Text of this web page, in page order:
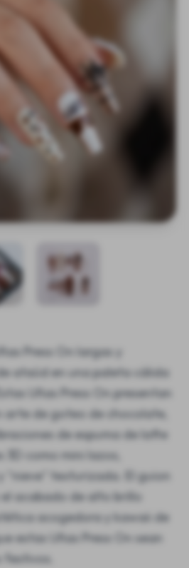
Press On largas y
ataúd en una paleta cálida
Uñas Press On presentan
arte de goteo de chocolate,
de espuma de latte
como mini lazos,
"nieve" texturizada. El guion
acabado de alto brillo
acogedora y kawaii de
estas Uñas Press On sean